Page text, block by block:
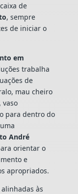
de
, sempre
de iniciar o
em
trabalha
de
mau cheiro
vaso
para dentro do
André
orientar o
e
apropriados.
às